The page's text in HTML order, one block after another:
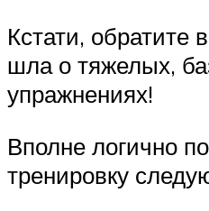
Кстати, обратите
шла о тяжелых,
упражнениях!
Вполне логично
тренировку